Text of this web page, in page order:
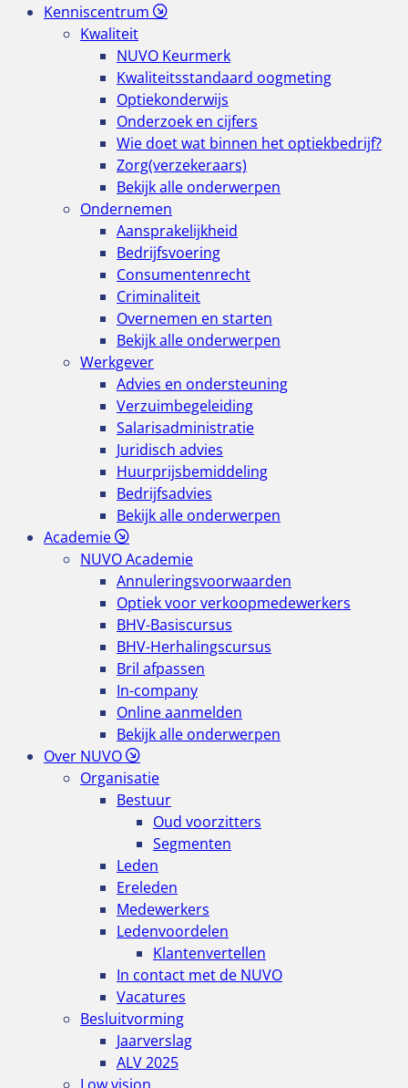
Kenniscentrum
Kwaliteit
NUVO Keurmerk
Kwaliteitsstandaard oogmeting
Optiekonderwijs
Onderzoek en cijfers
Wie doet wat binnen het optiekbedrijf?
Zorg(verzekeraars)
Bekijk alle onderwerpen
Ondernemen
Aansprakelijkheid
Bedrijfsvoering
Consumentenrecht
Criminaliteit
Overnemen en starten
Bekijk alle onderwerpen
Werkgever
Advies en ondersteuning
Verzuimbegeleiding
Salarisadministratie
Juridisch advies
Huurprijsbemiddeling
Bedrijfsadvies
Bekijk alle onderwerpen
Academie
NUVO Academie
Annuleringsvoorwaarden
Optiek voor verkoopmedewerkers
BHV-Basiscursus
BHV-Herhalingscursus
Bril afpassen
In-company
Online aanmelden
Bekijk alle onderwerpen
Over NUVO
Organisatie
Bestuur
Oud voorzitters
Segmenten
Leden
Ereleden
Medewerkers
Ledenvoordelen
Klantenvertellen
In contact met de NUVO
Vacatures
Besluitvorming
Jaarverslag
ALV 2025